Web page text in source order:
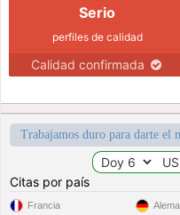
Serio
perfiles de calidad
Calidad confirmada
Trabajamos duro para darte
Citas por país
Francia